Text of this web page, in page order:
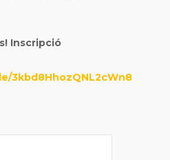
Inscripció
3kbd8HhozQNL2cWn8